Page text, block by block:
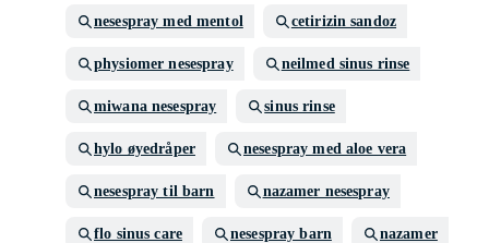
nesespray med mentol cetirizin sandoz
physiomer nesespray neilmed sinus rinse
miwana nesespray sinus rinse
hylo øyedråper nesespray med aloe vera
nesespray til barn nazamer nesespray
flo sinus care nesespray barn nazamer